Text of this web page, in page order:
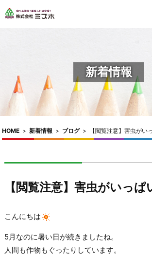
新着情報
HOME > 新着情報 > ブログ> 【閲覧注意】害虫がい
【閲覧注意】害虫がいっぱ
こんにちは
5月なのに暑い日が続きましたね。
人間も作物もぐったりしています。